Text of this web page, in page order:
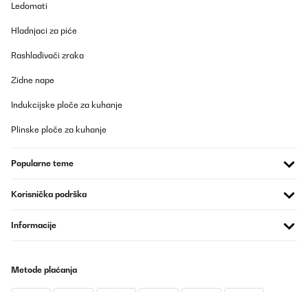
Ledomati
Hladnjaci za piće
Rashlađivači zraka
Zidne nape
Indukcijske ploče za kuhanje
Plinske ploče za kuhanje
Popularne teme
Korisnička podrška
Informacije
Metode plaćanja